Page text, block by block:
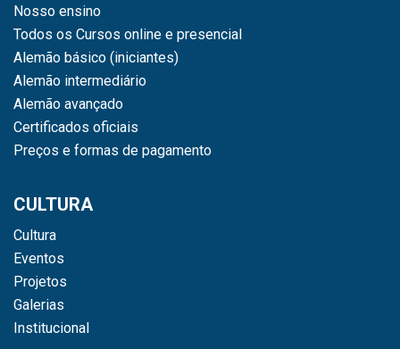
Nosso ensino
Todos os Cursos online e presencial
Alemão básico (iniciantes)
Alemão intermediário
Alemão avançado
Certificados oficiais
Preços e formas de pagamento
CULTURA
Cultura
Eventos
Projetos
Galerias
Institucional